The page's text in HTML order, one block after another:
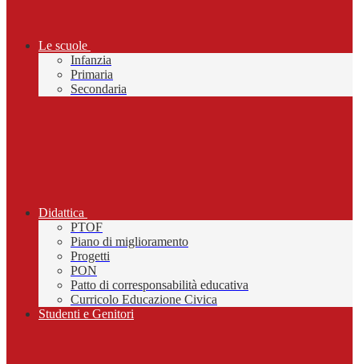
Le scuole
Infanzia
Primaria
Secondaria
Didattica
PTOF
Piano di miglioramento
Progetti
PON
Patto di corresponsabilità educativa
Curricolo Educazione Civica
Studenti e Genitori